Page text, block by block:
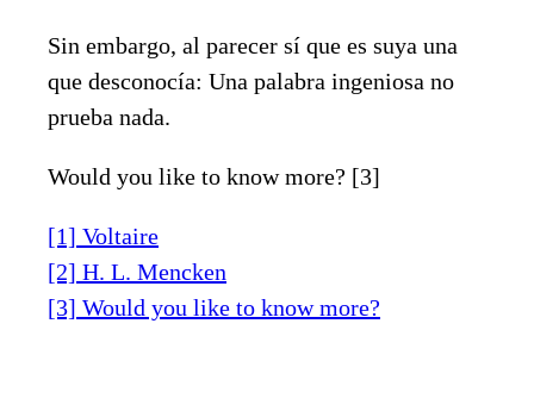
Sin embargo, al parecer sí que es suya una
que desconocía: Una palabra ingeniosa no
prueba nada.
Would you like to know more? [3]
[1] Voltaire
[2] H. L. Mencken
[3] Would you like to know more?